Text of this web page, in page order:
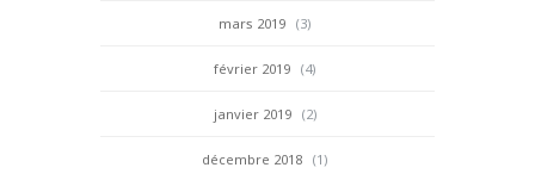
mars 2019 (3)
février 2019 (4)
janvier 2019 (2)
décembre 2018 (1)